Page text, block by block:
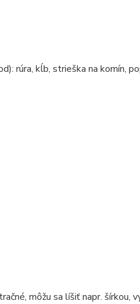
rúra, kĺb, strieška na komín,
môžu sa líšiť napr. šírkou,